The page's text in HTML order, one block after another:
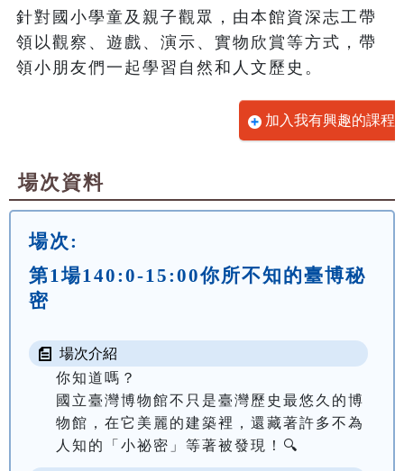
針對國小學童及親子觀眾，由本館資深志工帶
領以觀察、遊戲、演示、實物欣賞等方式，帶
領小朋友們一起學習自然和人文歷史。
加入我有興趣的課程
場次資料
場次:
第1場140:0-15:00你所不知的臺博秘
密
場次介紹
你知道嗎？
國立臺灣博物館不只是臺灣歷史最悠久的博
物館，在它美麗的建築裡，還藏著許多不為
人知的「小祕密」等著被發現！🔍